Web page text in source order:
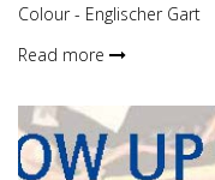
Colour - Englischer Gart
Read more